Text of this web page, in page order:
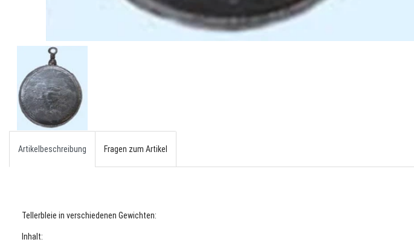
Artikelbeschreibung Fragen zum Artikel
Tellerbleie in verschiedenen Gewichten:
Inhalt: